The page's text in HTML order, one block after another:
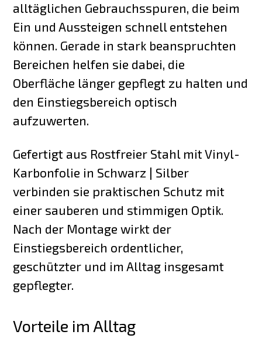
alltäglichen Gebrauchsspuren, die beim
Ein und Aussteigen schnell entstehen
können. Gerade in stark beanspruchten
Bereichen helfen sie dabei, die
Oberfläche länger gepflegt zu halten und
den Einstiegsbereich optisch
aufzuwerten.
Gefertigt aus Rostfreier Stahl mit Vinyl-
Karbonfolie in Schwarz | Silber
verbinden sie praktischen Schutz mit
einer sauberen und stimmigen Optik.
Nach der Montage wirkt der
Einstiegsbereich ordentlicher,
geschützter und im Alltag insgesamt
gepflegter.
Vorteile im Alltag